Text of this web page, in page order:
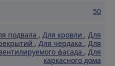
и стен, исключая
Позволяет стенам
50
подвала , Для кровли , Для
, Для чердака , Для
фасада , Для
каркасного дома